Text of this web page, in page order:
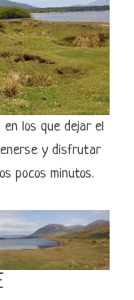
los que dejar el
y disfrutar
pocos minutos.